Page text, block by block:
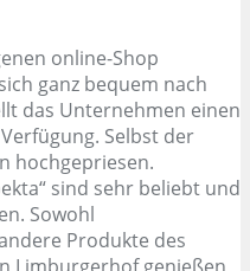
online-Shop
ganz bequem nach
das Unternehmen einen
Selbst der
hochgepriesen.
sind sehr beliebt und
Sowohl
Produkte des